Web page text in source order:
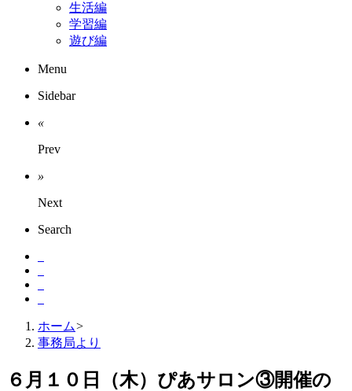
生活編
学習編
遊び編
Menu
Sidebar
«
Prev
»
Next
Search
ホーム>
事務局より
６月１０日（木）ぴあサロン③開催の